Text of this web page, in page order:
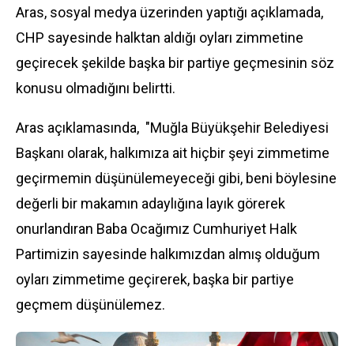
Aras, sosyal medya üzerinden yaptığı açıklamada,
CHP sayesinde halktan aldığı oyları zimmetine
geçirecek şekilde başka bir partiye geçmesinin söz
konusu olmadığını belirtti.
Aras açıklamasında, "Muğla Büyükşehir Belediyesi
Başkanı olarak, halkımıza ait hiçbir şeyi zimmetime
geçirmemin düşünülemeyeceği gibi, beni böylesine
değerli bir makamın adaylığına layık görerek
onurlandıran Baba Ocağımız Cumhuriyet Halk
Partimizin sayesinde halkımızdan almış olduğum
oyları zimmetime geçirerek, başka bir partiye
geçmem düşünülemez.